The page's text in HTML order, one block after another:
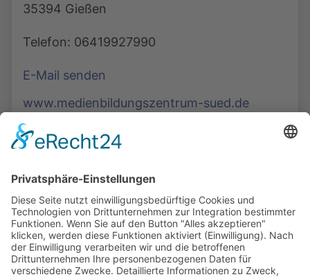
35394 Gießen
Telefon: 06419927990
E-Mail senden
www.medienbildungszentrum-sued.de
Podcasts, Themen und Informationen.
Entdecken Sie unser Forum für Medien, Bildung
und Demokratie - jederzeit und überall
verfügbar.